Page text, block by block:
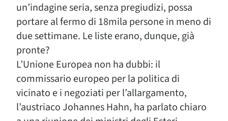
un’indagine seria, senza pregiudizi, possa
portare al fermo di 18mila persone in meno di
due settimane. Le liste erano, dunque, già
pronte?
L’Unione Europea non ha dubbi: il
commissario europeo per la politica di
vicinato e i negoziati per l’allargamento,
l’austriaco Johannes Hahn, ha parlato chiaro